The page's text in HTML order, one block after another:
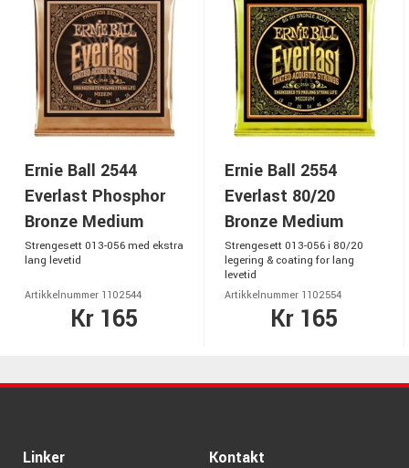
Ernie Ball 2544
Everlast Phosphor
Bronze Medium
Strengesett 013-056 med ekstra
lang levetid
Artikkelnummer 1102544
Kr 165
Ernie Ball 2554
Everlast 80/20
Bronze Medium
Strengesett 013-056 i 80/20
legering & coating for lang
levetid
Artikkelnummer 1102554
Kr 165
Linker Kontakt